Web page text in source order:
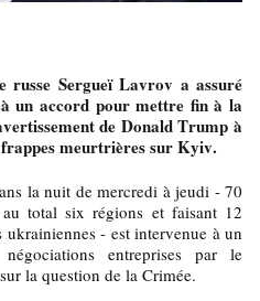
russe Sergueï Lavrov a assuré
un accord pour mettre fin à la
de Donald Trump à
meurtrières sur Kyiv.
la nuit de mercredi à jeudi - 70
total six régions et faisant 12
- est intervenue à un
entreprises par le
la question de la Crimée.